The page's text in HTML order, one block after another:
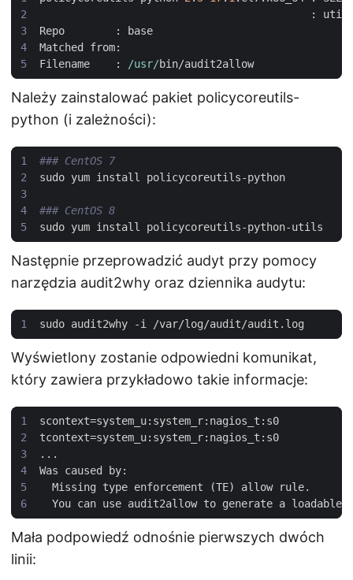
                                           :
Repo
        :
base
Matched
from
Filename
    :
/usr/bin/audit2allow
Należy zainstalować pakiet policycoreutils-
python (i zależności):
### CentOS 7
### CentOS 8
Następnie przeprowadzić audyt przy pomocy
narzędzia audit2why oraz dziennika audytu:
Wyświetlony zostanie odpowiedni komunikat,
który zawiera przykładowo takie informacje:
scontext=system_u: system_r: nagios_t : s0
tcontext=system_u: system_r: nagios_t : s0
Was
caused by
Missing
type enforcement (TE) allow rule
You can use audit2allow to generate a loadable
Mała podpowiedź odnośnie pierwszych dwóch
linii: